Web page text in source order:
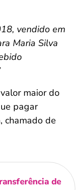
vendido em
Maria Silva
maior do
pagar
, chamado de
de